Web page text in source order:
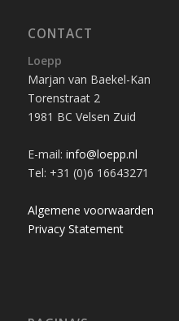
CONTACT
Loepp
Marjan van Baekel-Kan
Torenstraat 2
1981 BC Velsen Zuid
E-mail: info@loepp.nl
Tel: +31 (0)6 16643271
Algemene voorwaarden
Privacy Statement